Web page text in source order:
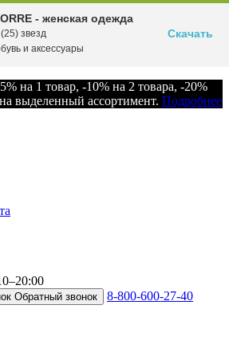
1 товар, -10% на 2 товара, -20%
выделенный ассортимент. Подробнее
Обратный звонок 8-800-600-27-40
- женская одежда
(25) звезд
и аксессуары
Скачать